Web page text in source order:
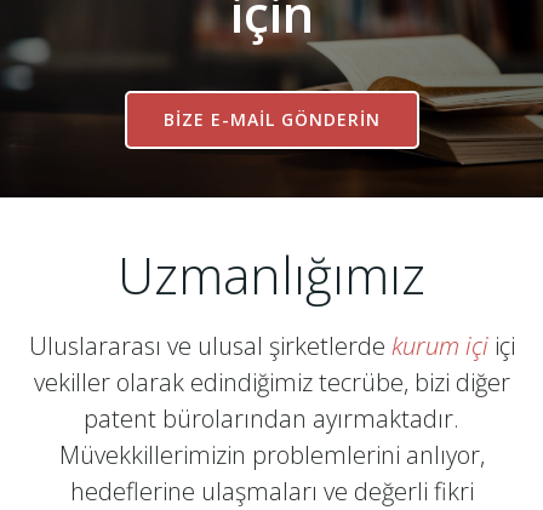
BİZE E-MAİL GÖNDERİN
Uzmanlığımız
Uluslararası ve ulusal şirketlerde kurum içiiçi
vekiller olarak edindiğimiz tecrübe, bizi diğer
patent bürolarından ayırmaktadır.
Müvekkillerimizin problemlerini anlıyor,
hedeflerine ulaşmaları ve değerli fikri